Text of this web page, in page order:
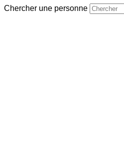
Chercher une personne